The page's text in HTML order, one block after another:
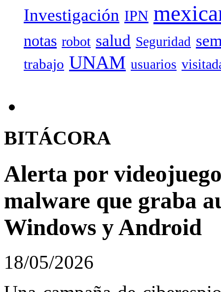
Investigación IPN
notas robot salud Seguridad
trabajo UNAM usuarios
BITÁCORA
Alerta por
malware que graba
Windows y Android
18/05/2026